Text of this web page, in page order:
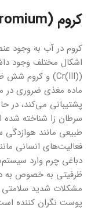
کروم (Chromium) در آب چیست؟
کروم در آب به وجود
اشکال مختلف وجود
ماده مغذی ضروری در
پشتیبانی می‌کند،
سرطان زا شناخته شده
طبیعی مانند
فعالیت‌های انسانی
دباغی چرم وارد
ظرفیتی به خصوص به
مشکلات شدید سلامتی
پوست نگران کننده